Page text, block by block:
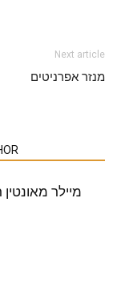
Next article
מנזר אפרניטים
מיילר